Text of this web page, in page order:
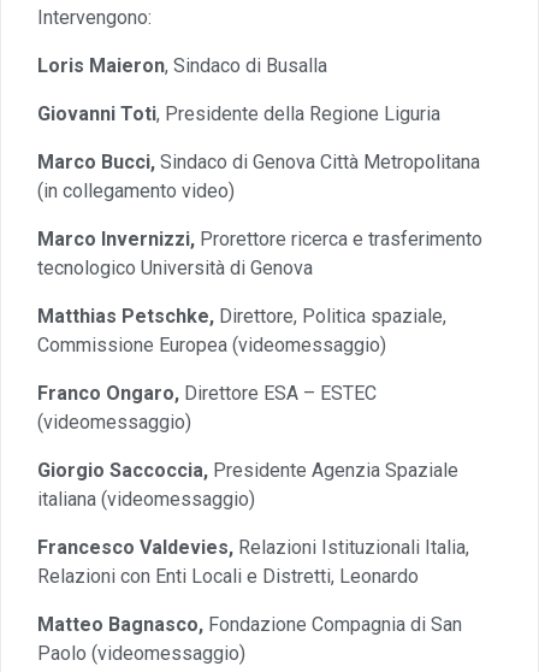
Intervengono:
Loris Maieron, Sindaco di Busalla
Giovanni Toti, Presidente della Regione Liguria
Marco Bucci, Sindaco di Genova Città Metropolitana
(in collegamento video)
Marco Invernizzi, Prorettore ricerca e trasferimento
tecnologico Università di Genova
Matthias Petschke, Direttore, Politica spaziale,
Commissione Europea (videomessaggio)
Franco Ongaro, Direttore ESA – ESTEC
(videomessaggio)
Giorgio Saccoccia, Presidente Agenzia Spaziale
italiana (videomessaggio)
Francesco Valdevies, Relazioni Istituzionali Italia,
Relazioni con Enti Locali e Distretti, Leonardo
Matteo Bagnasco, Fondazione Compagnia di San
Paolo (videomessaggio)